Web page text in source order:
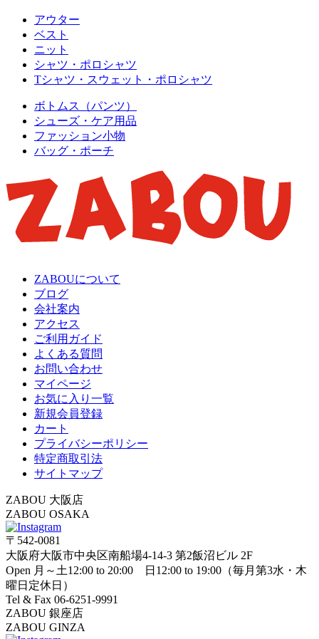
アウター
ベスト
ニット
シャツ・ポロシャツ
Tシャツ・スウェット・ポロシャツ
ボトムス（パンツ）
シューズ・ケア用品
ファッション小物
バッグ・ポーチ
ZABOUについて
ブログ
会社案内
アクセス
ご利用ガイド
よくある質問
お問い合わせ
マイページ
お気に入り一覧
新規会員登録
カート
プライバシーポリシー
特定商取引法
サイトマップ
ZABOU 大阪店
ZABOU OSAKA
〒542-0081
大阪府大阪市中央区南船場4-14-3 第2飯沼ビル 2F
Open 月～土12:00 to 20:00 日12:00 to 19:00（毎月第3水・木
曜日定休日）
Tel & Fax 06-6251-9991
ZABOU 銀座店
ZABOU GINZA